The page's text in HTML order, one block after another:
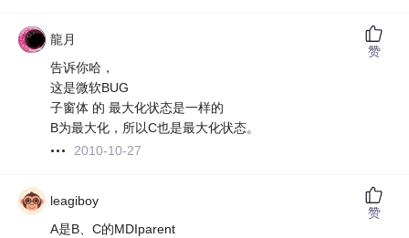
龍月
告诉你哈，
这是微软BUG
子窗体 的 最大化状态是一样的
B为最大化，所以C也是最大化状态。
2010-10-27
赞
leagiboy
A是B、C的MDIparent
赞